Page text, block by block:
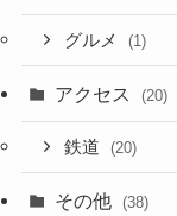
グルメ (1)
アクセス (20)
鉄道 (20)
その他 (38)